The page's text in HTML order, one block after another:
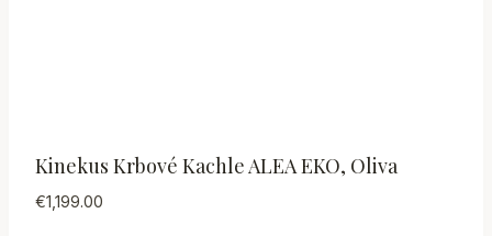
Kinekus Krbové Kachle ALEA EKO, Oliva
€1,199.00